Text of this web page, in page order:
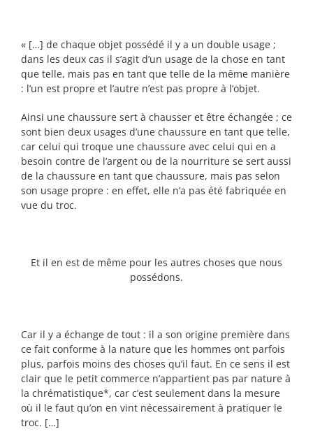
« […] de chaque objet possédé il y a un double usage ;
dans les deux cas il s’agit d’un usage de la chose en tant
que telle, mais pas en tant que telle de la même manière
: l’un est propre et l’autre n’est pas propre à l’objet.
Ainsi une chaussure sert à chausser et être échangée ; ce
sont bien deux usages d’une chaussure en tant que telle,
car celui qui troque une chaussure avec celui qui en a
besoin contre de l’argent ou de la nourriture se sert aussi
de la chaussure en tant que chaussure, mais pas selon
son usage propre : en effet, elle n’a pas été fabriquée en
vue du troc.
Et il en est de même pour les autres choses que nous
possédons.
Car il y a échange de tout : il a son origine première dans
ce fait conforme à la nature que les hommes ont parfois
plus, parfois moins des choses qu’il faut. En ce sens il est
clair que le petit commerce n’appartient pas par nature à
la chrématistique*, car c’est seulement dans la mesure
où il le faut qu’on en vint nécessairement à pratiquer le
troc. […]